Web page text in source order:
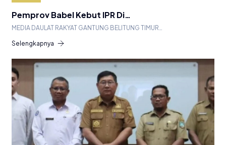
Pemprov Babel Kebut IPR Di…
MEDIA DAULAT RAKYAT GANTUNG BELITUNG TIMUR…
Selengkapnya